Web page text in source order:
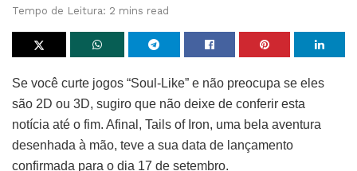
Tempo de Leitura: 2 mins read
Se você curte jogos “Soul-Like” e não preocupa se eles
são 2D ou 3D, sugiro que não deixe de conferir esta
notícia até o fim. Afinal, Tails of Iron, uma bela aventura
desenhada à mão, teve a sua data de lançamento
confirmada para o dia 17 de setembro.